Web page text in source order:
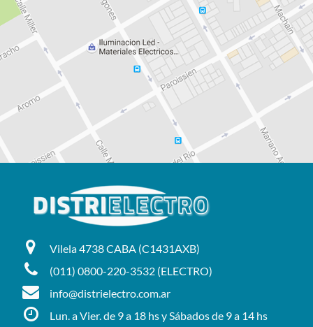
Vilela 4738 CABA (C1431AXB)
(011) 0800-220-3532 (ELECTRO)
info@distrielectro.com.ar
Lun. a Vier. de 9 a 18 hs y Sábados de 9 a 14 hs